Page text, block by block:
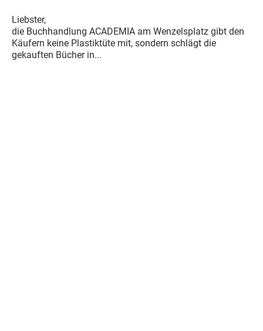
Liebster,
die Buchhandlung ACADEMIA am Wenzelsplatz gibt den
Käufern keine Plastiktüte mit, sondern schlägt die
gekauften Bücher in...